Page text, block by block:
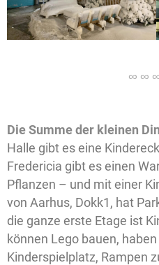
Die Summe der kleinen
Halle gibt es eine
Fredericia gibt es einen
Pflanzen – und mit einer
von Aarhus, Dokk1, hat
die ganze erste Etage ist
können Lego bauen,
Kinderspielplatz, Rampen